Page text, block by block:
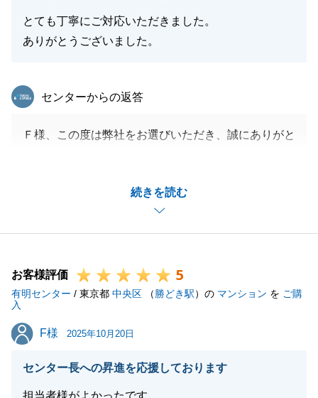
とても丁寧にご対応いただきました。
ありがとうございました。
続きを読む
東急リバブル
センターからの返答
Ｆ様、この度は弊社をお選びいただき、誠にありがと
い期間でしたが、Ｆ様が常に一緒になって動いていた
だいたことで、無事に引渡しを迎えることができまし
た。
Ｆ様にご購入いただけたことを心より嬉しく思いま
す。
にお申し付けください。
お客様評価 5
有明センター / 東京都 中央区 （ 勝どき駅）の マンション を ご購
入
F様
F様 2025年10月20日
センター長への昇進を応援しております
担当者様がよかったです。